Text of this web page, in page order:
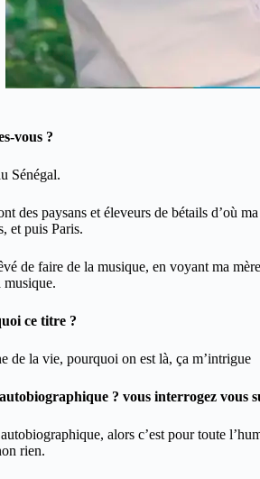
vous ?
Sénégal.
des paysans et éleveurs de bétails d’où
et puis Paris.
de faire de la musique, en voyant ma
musique.
ce titre ?
de la vie, pourquoi on est là, ça m’intrigue
? vous interrogez vous
alors c’est pour toute
rien.